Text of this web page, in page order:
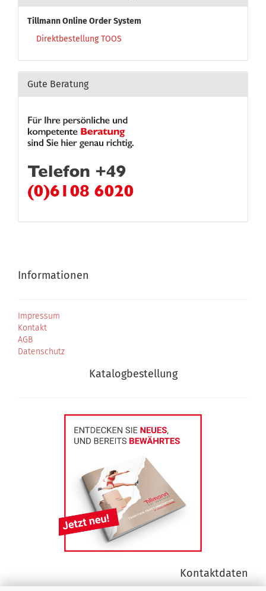
Tillmann Online Order System
Direktbestellung TOOS
Gute Beratung
Informationen
Impressum
Kontakt
AGB
Datenschutz
Katalogbestellung
Kontaktdaten